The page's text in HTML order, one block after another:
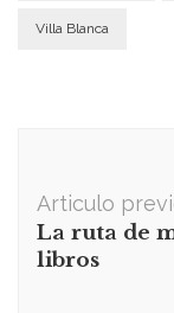
Villa Blanca
Articulo
La ruta de
libros